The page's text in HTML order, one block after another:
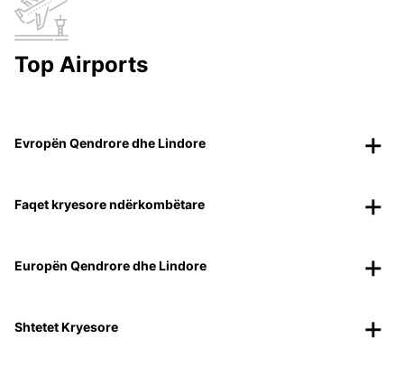
Top Airports
Evropën Qendrore dhe Lindore
Faqet kryesore ndërkombëtare
Europën Qendrore dhe Lindore
Shtetet Kryesore